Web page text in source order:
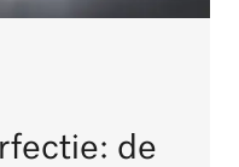
de